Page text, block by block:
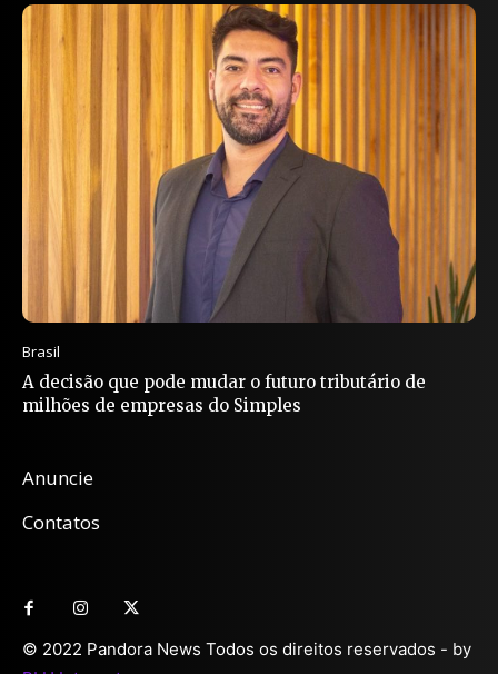
Brasil
A decisão que pode mudar o futuro tributário de
milhões de empresas do Simples
Anuncie
Contatos
© 2022 Pandora News Todos os direitos reservados - by